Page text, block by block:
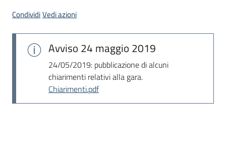
CondividiVedi azioni
Avviso 24 maggio 2019
24/05/2019: pubblicazione di alcuni
chiarimenti relativi alla gara.
Chiarimenti.pdf